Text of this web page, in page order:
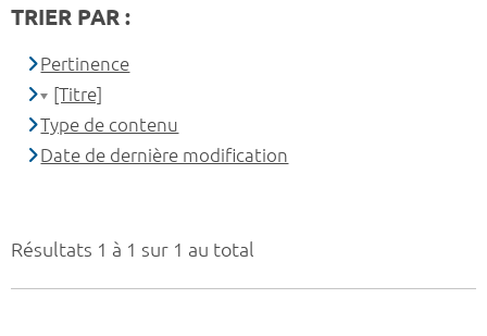
Résultats 1 à 1 sur 1 au total
TRIER PAR :
Pertinence
[Titre]
Type de contenu
Date de dernière modification